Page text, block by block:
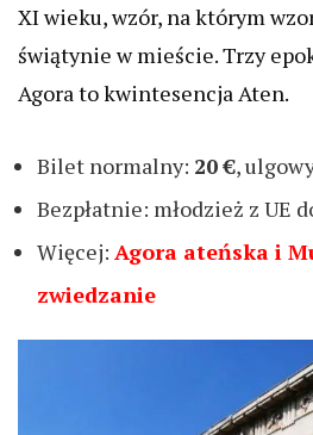
XI wieku, wzór, na którym
świątynie w mieście. Trzy
Agora to kwintesencja Aten.
Bilet normalny: 20 €,
Bezpłatnie: młodzież z UE
Więcej: Agora ateńska i
zwiedzanie